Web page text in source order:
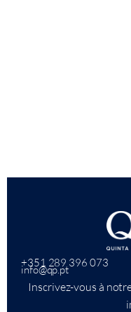
+351 289 396 073
info@qp.pt
Inscrivez-vous à